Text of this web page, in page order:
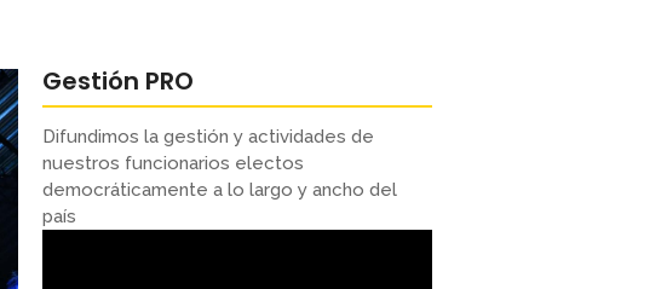
Gestión PRO
Difundimos la gestión y actividades de
nuestros funcionarios electos
democráticamente a lo largo y ancho del
país